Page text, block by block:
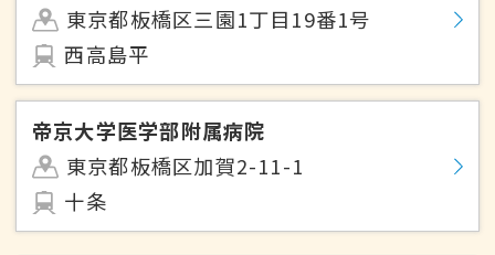
東京都板橋区三園1丁目19番1号
西高島平
帝京大学医学部附属病院
東京都板橋区加賀2-11-1
十条